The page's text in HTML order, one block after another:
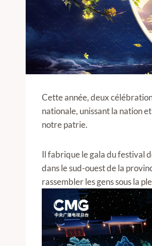
Cette année, deux
nationale, unissant la nation
notre patrie.
Il fabrique le gala du festival
dans le sud-ouest de la
rassembler les gens sous la